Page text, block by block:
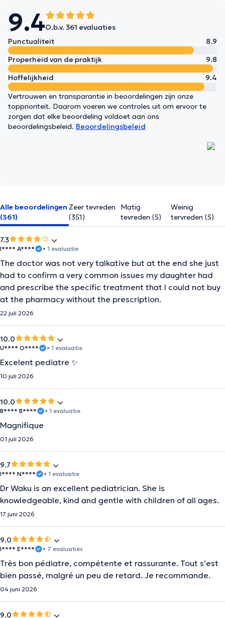
9.4O.b.v. 361 evaluaties
Punctualiteit
8.9
Properheid van de praktijk
9.8
Hoffelijkheid
9.4
Vertrouwen en transparantie in beoordelingen zijn onze
topprioriteit. Daarom voeren we controles uit om ervoor te
zorgen dat elke beoordeling voldoet aan ons
beoordelingsbeleid. Beoordelingsbeleid
Alle beoordelingen
(361)
Zeer tevreden
(351)
Matig
tevreden (5)
Weinig
tervreden (5)
7.3
I**** A**** • 1 evaluatie
The doctor was not very talkative but at the end she just
had to confirm a very common issues my daughter had
and prescribe the specific treatment that I could not buy
at the pharmacy without the prescription.
22 juli 2026
10.0
U**** O**** • 1 evaluatie
Excelent pediatre ✨
10 juli 2026
10.0
B**** B**** • 1 evaluatie
Magnifique
01 juli 2026
9.7
I**** N**** • 1 evaluatie
Dr Waku is an excellent pediatrician. She is
knowledgeable, kind and gentle with children of all ages.
17 juni 2026
9.0
I**** E**** • 7 evaluaties
Très bon pédiatre, compétente et rassurante. Tout s’est
bien passé, malgré un peu de retard. Je recommande.
04 juni 2026
9.0